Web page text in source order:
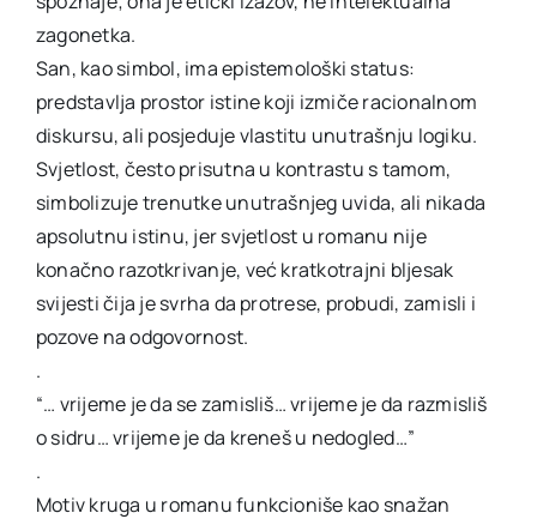
zagonetka.
San, kao simbol, ima epistemološki status:
predstavlja prostor istine koji izmiče racionalnom
diskursu, ali posjeduje vlastitu unutrašnju logiku.
Svjetlost, često prisutna u kontrastu s tamom,
simbolizuje trenutke unutrašnjeg uvida, ali nikada
apsolutnu istinu, jer svjetlost u romanu nije
konačno razotkrivanje, već kratkotrajni bljesak
svijesti čija je svrha da protrese, probudi, zamisli i
pozove na odgovornost.
.
“… vrijeme je da se zamisliš… vrijeme je da razmisliš
o sidru… vrijeme je da kreneš u nedogled…”
.
Motiv kruga u romanu funkcioniše kao snažan